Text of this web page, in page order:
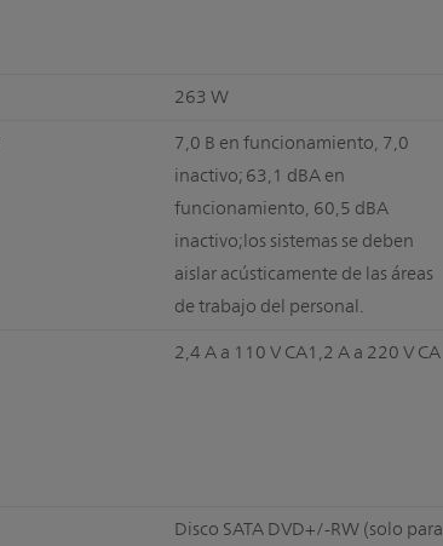
263 W
7,0 B en funcionamiento, 7,0
inactivo; 63,1 dBA en
funcionamiento, 60,5 dBA
inactivo;los sistemas se deben
aislar acústicamente de las áreas
de trabajo del personal.
2,4 A a 110 V CA1,2 A a 220 V CA
Disco SATA DVD+/-RW (solo para